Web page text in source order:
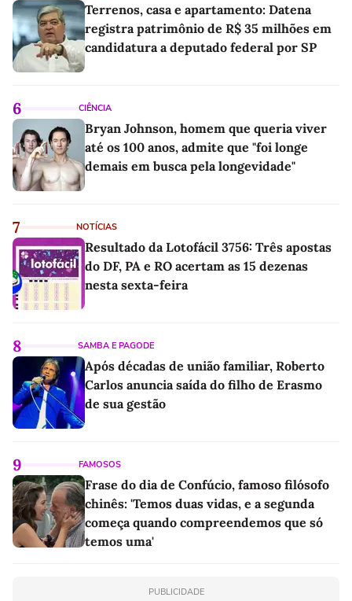
Terrenos, casa e apartamento: Datena
registra patrimônio de R$ 35 milhões em
candidatura a deputado federal por SP
6 CIÊNCIA
Bryan Johnson, homem que queria viver
até os 100 anos, admite que "foi longe
demais em busca pela longevidade"
7 NOTÍCIAS
Resultado da Lotofácil 3756: Três apostas
do DF, PA e RO acertam as 15 dezenas
nesta sexta-feira
8 SAMBA E PAGODE
Após décadas de união familiar, Roberto
Carlos anuncia saída do filho de Erasmo
de sua gestão
9 FAMOSOS
Frase do dia de Confúcio, famoso filósofo
chinês: 'Temos duas vidas, e a segunda
começa quando compreendemos que só
temos uma'
PUBLICIDADE